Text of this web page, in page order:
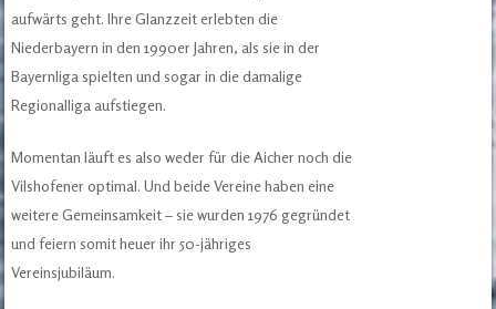
aufwärts geht. Ihre Glanzzeit erlebten die
Niederbayern in den 1990er Jahren, als sie in der
Bayernliga spielten und sogar in die damalige
Regionalliga aufstiegen.
Momentan läuft es also weder für die Aicher noch die
Vilshofener optimal. Und beide Vereine haben eine
weitere Gemeinsamkeit – sie wurden 1976 gegründet
und feiern somit heuer ihr 50-jähriges
Vereinsjubiläum.